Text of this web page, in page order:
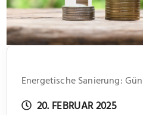
Energetische Sanierung:
20. FEBRUAR 2025